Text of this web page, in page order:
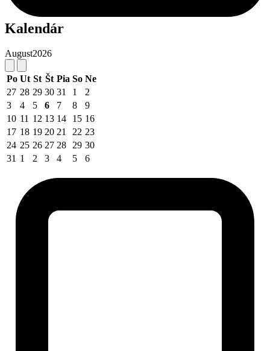
Kalendár
August2026
Po Ut St Št Pia So Ne
27 28 29 30 31 1
2
3
4 5 6 7 8
9
10 11 12 13 14 15 16
17 18 19 20 21 22 23
24 25 26 27 28 29 30
31 1 2 3 4 5 6